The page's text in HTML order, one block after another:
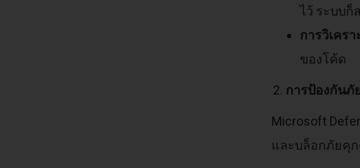
ไว้ ระบบ
การวิเคร
ของโค้ด
การป้องกันภั
Microsoft
และบล็อกภัยคุ